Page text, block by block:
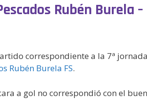
Rubén Burela
correspondiente a la 7ª
Rubén Burela FS.
a gol no correspondió con el